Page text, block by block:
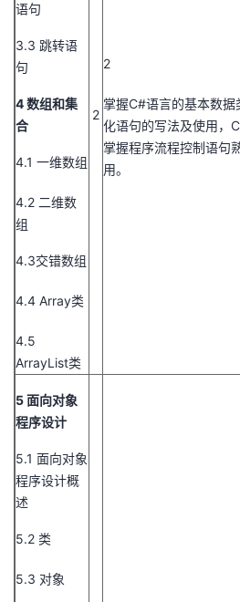
语句
3.3 跳转语
句
4 数组和集
合
4.1 一维数组
4.2 二维数
组
4.3交错数组
4.4 Array类
4.5
ArrayList类
2
2
掌握C#语言的基本数
化语句的写法及使用，
掌握程序流程控制语句
用。
5 面向对象
程序设计
5.1 面向对象
程序设计概
述
5.2 类
5.3 对象